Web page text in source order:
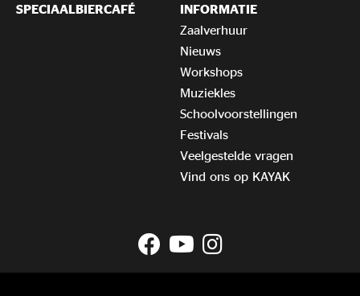
SPECIAALBIERCAFÉ
INFORMATIE
Zaalverhuur
Nieuws
Workshops
Muziekles
Schoolvoorstellingen
Festivals
Veelgestelde vragen
Vind ons op KAYAK